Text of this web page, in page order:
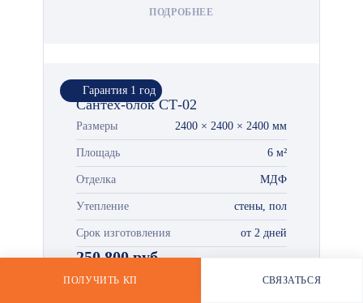
ПОДРОБНЕЕ
Гарантия 1 год
Сантех-блок СТ-02
Размеры 2400 × 2400 × 2400 мм
Площадь 6 м²
Отделка МДФ
Утепление стены, пол
Срок изготовления от 2 дней
250 800 руб.
ПОЛУЧИТЬ КП ЗАКАЗАТЬ
ПОЛУЧИТЬ КП СВЯЗАТЬСЯ